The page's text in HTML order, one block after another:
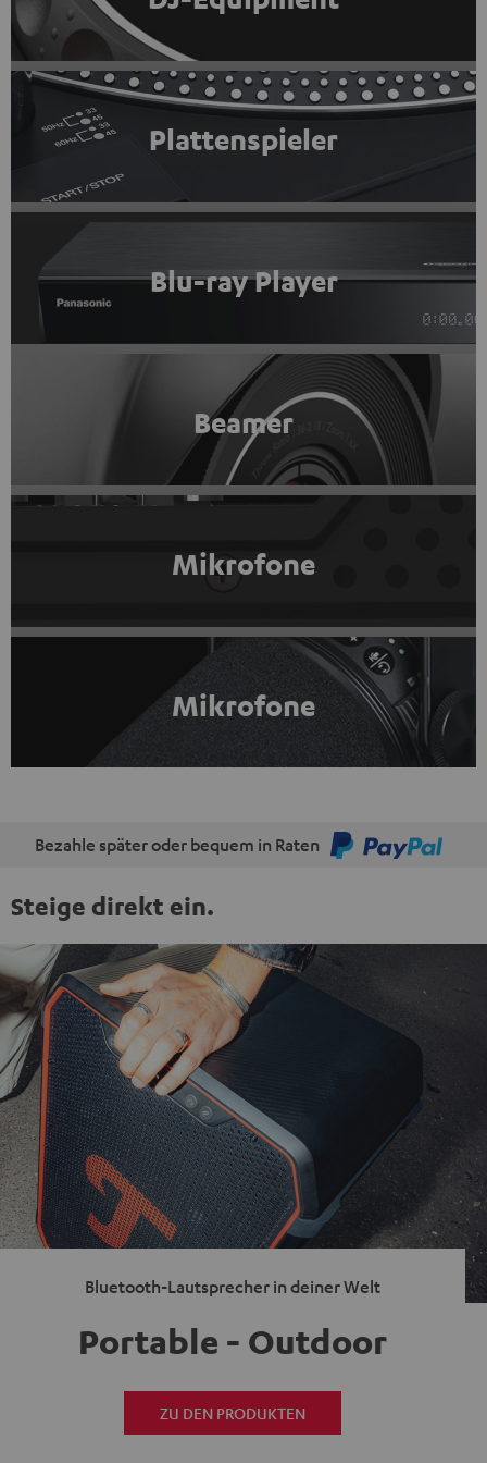
Plattenspieler
Blu-ray Player
Beamer
Mikrofone
Mikrofone
Bezahle später oder bequem in Raten
Steige direkt ein.
Bluetooth-Lautsprecher in deiner Welt
Portable - Outdoor
ZU DEN PRODUKTEN